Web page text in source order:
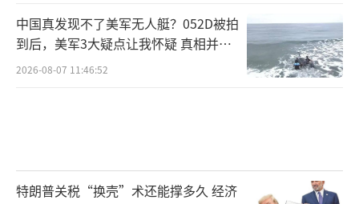
中国真发现不了美军无人艇？052D被拍
到后，美军3大疑点让我怀疑 真相并非
如此
2026-08-07 11:46:52
特朗普关税“换壳”术还能撑多久 经济